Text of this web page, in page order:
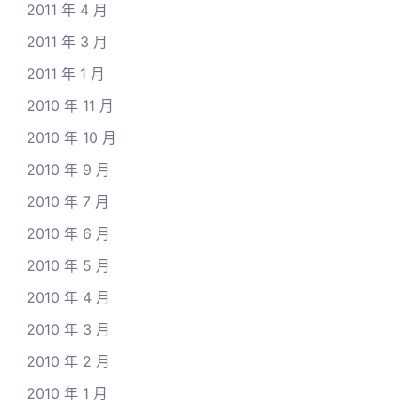
2011 年 4 月
2011 年 3 月
2011 年 1 月
2010 年 11 月
2010 年 10 月
2010 年 9 月
2010 年 7 月
2010 年 6 月
2010 年 5 月
2010 年 4 月
2010 年 3 月
2010 年 2 月
2010 年 1 月